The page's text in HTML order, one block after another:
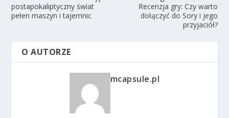
postapokaliptyczny świat
pełen maszyn i tajemnic
Recenzja gry: Czy warto
dołączyć do Sory i jego
przyjaciół?
O AUTORZE
mcapsule.pl